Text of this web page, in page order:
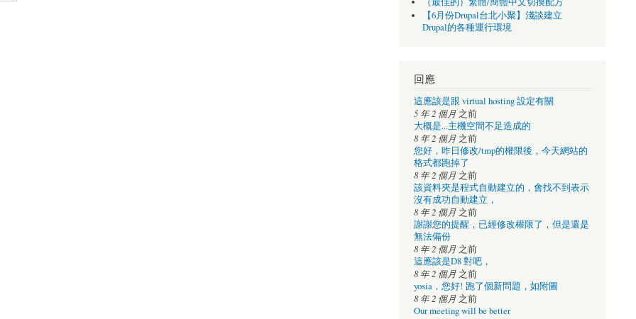
【6月份Drupal台北小聚】淺談建立
Drupal的各種運行環境
回應
這應該是跟 virtual hosting 設定有關
5 年 2 個月之前
大概是...主機空間不足造成的
8 年 2 個月之前
您好，昨日修改/tmp的權限後，今天網站的
格式都跑掉了
8 年 2 個月之前
該資料夾是程式自動建立的，會找不到表示
沒有成功自動建立，
8 年 2 個月之前
謝謝您的提醒，已經修改權限了，但是還是
無法備份
8 年 2 個月之前
這應該是D8 對吧，
8 年 2 個月之前
yosia，您好! 跑了個新問題，如附圖
8 年 2 個月之前
Our meeting will be better